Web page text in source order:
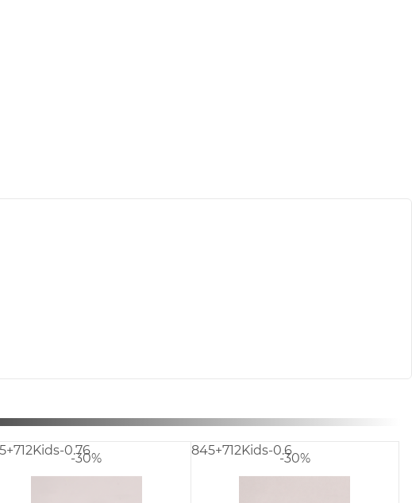
845+712Kids-0.4
-30%
845+712Kids-15